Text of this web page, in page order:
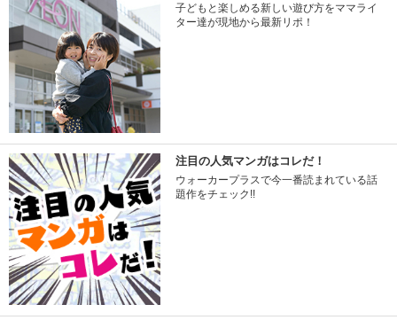
子どもと楽しめる新しい遊び方をママライ
ター達が現地から最新リポ！
注目の人気マンガはコレだ！
ウォーカープラスで今一番読まれている話
題作をチェック!!